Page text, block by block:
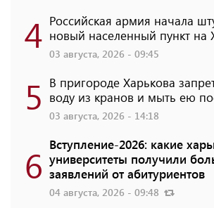
4 Российская армия начала
новый населенный пункт на
03 августа, 2026 - 09:45
5 В пригороде Харькова
воду из кранов и мыть ею
03 августа, 2026 - 14:18
6 Вступление-2026: какие
университеты получили
заявлений от абитуриентов
04 августа, 2026 - 09:48